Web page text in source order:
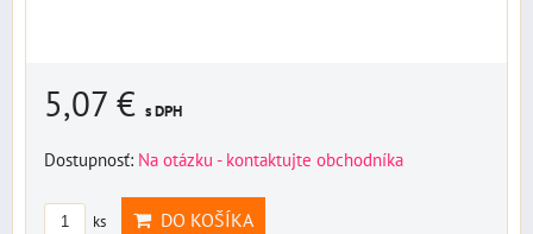
5,07 € s DPH
Dostupnosť: Na otázku - kontaktujte obchodníka
ks DO KOŠÍKA